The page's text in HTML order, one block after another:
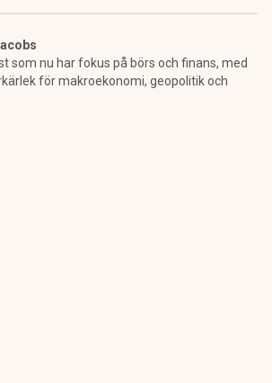
som nu har fokus på börs och finans, med
för makroekonomi, geopolitik och